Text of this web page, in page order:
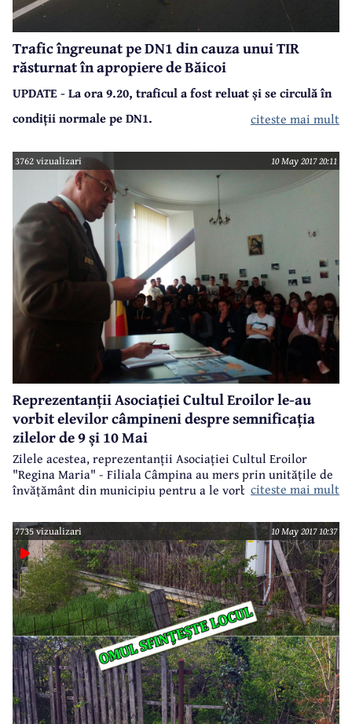
Trafic îngreunat pe DN1 din cauza unui TIR
răsturnat în apropiere de Băicoi
UPDATE - La ora 9.20, traficul a fost reluat și se circulă în
condiții normale pe DN1.
răsturnat în această dimineață, în jurul orei 6.45, pe DN1, la
km 74, în apropiere de Băicoi. Nu sunt victime, dar
circulația se desfășoară cu dificultate pe sensul de mers
spre Ploiești.
citeste mai mult
3762 vizualizari 10 May 2017 20:11
Reprezentanții Asociației Cultul Eroilor le-au
vorbit elevilor câmpineni despre semnificația
zilelor de 9 și 10 Mai
Zilele acestea, reprezentanții Asociației Cultul Eroilor
"Regina Maria" - Filiala Câmpina au mers prin unitățile de
învățământ din municipiu pentru a le vorbi copiilor despre
Regalității, sărbătorită la 10 Mai.
citeste mai mult
7735 vizualizari 10 May 2017 10:37